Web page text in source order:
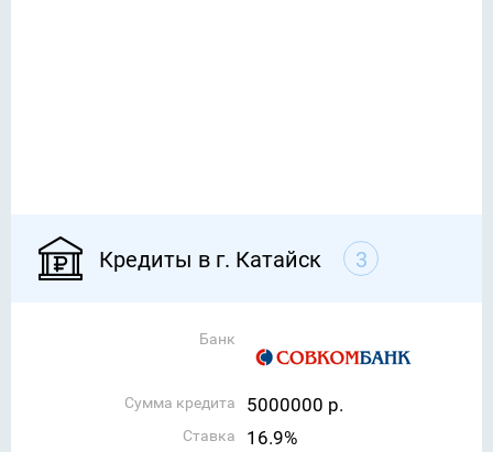
Кредиты в г. Катайск 3
Банк
Сумма кредита 5000000 р.
Ставка 16.9%